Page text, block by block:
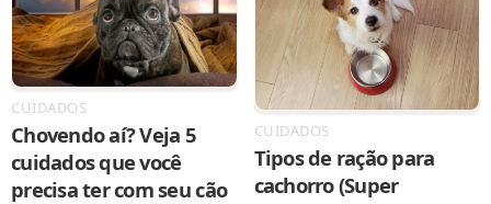
CUIDADOS
Chovendo aí? Veja 5
cuidados que você
precisa ter com seu cão
CUIDADOS
Tipos de ração para
cachorro (Super